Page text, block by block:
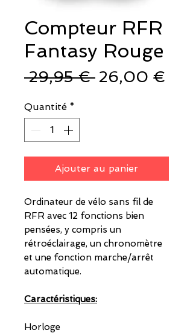
Compteur RFR
Fantasy Rouge
29,95 € Prix
26,00 €
Quantité *
Ajouter au panier
Ordinateur de vélo sans fil de
RFR avec 12 fonctions bien
pensées, y compris un
rétroéclairage, un chronomètre
et une fonction marche/arrêt
automatique.
Caractéristiques:
Horloge